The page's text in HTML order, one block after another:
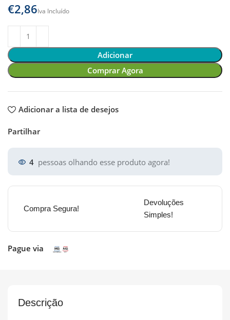
€
Adicionar
Comprar Agora
Adicionar a lista de desejos
Partilhar
4 pessoas olhando esse produto agora!
Compra Segura!
Devoluções
Simples!
Pague via
Descrição